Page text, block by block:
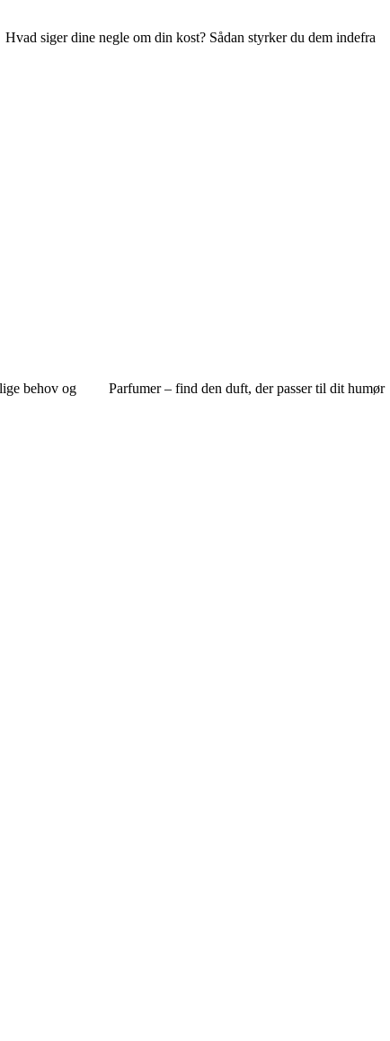
Hvad siger dine negle om din kost? Sådan styrker du dem indefra
behov og
Parfumer – find den duft, der passer til dit humør